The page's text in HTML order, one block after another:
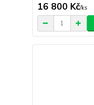
16 800 Kč/ks